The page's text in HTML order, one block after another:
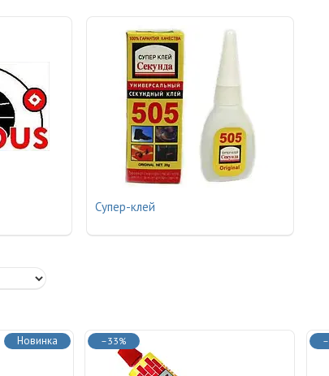
Супер-клей
Новинка –33%